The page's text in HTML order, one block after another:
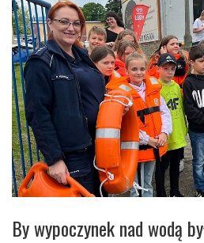
By wypoczynek nad wodą